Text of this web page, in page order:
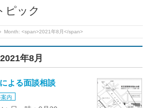
ピック
Month: <span>2021年8月</span>
年8月
よる面談相談
内